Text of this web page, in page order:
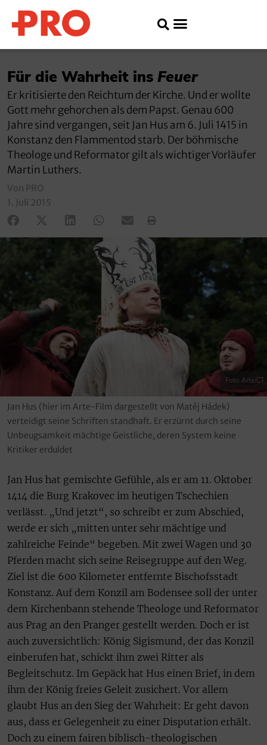
Für die Wahrheit ins Feuer
Er kritisierte den Reichtum der Kirche. Und er wollte
Gott mehr gehorchen als dem Papst. Genau 600
Jahre sind vergangen, seit Jan Hus am 6. Juli 1415 in
Konstanz den Flammentod starb. Der böhmische
Theologe und Reformator gilt als wichtiger Vorläufer
Martin Luthers.
Von PRO
1. Juli 2015
Foto: Arte/CT
Jan Hus (hier im Arte-Film dargestellt von Matěj Hádek)
verteidigt seine Schriften standhaft. Er erzürnt durch seine
Unbeugsamkeit mächtige Geistliche, deren System keine
Kritiker erduldet
Jan Hus hat gemischte Gefühle, als er am 11. Oktober
1414 die Burg Krakovec im heutigen Tschechien
verlässt. „Und jetzt“, so schreibt er zum Abschied,
werde er sich „mitten unter sehr mächtige und
zahlreiche Feinde“ begeben. Mit zwei Wagen und 30
Pferden macht sich seine Reisegruppe auf den Weg.
Ziel ist die 600 Kilometer entfernte Bischofsstadt
Konstanz. Auf dem Konzil am Bodensee soll der unter
dem Kirchenbann stehende Theologe und Reformator
aus Prag an den Pranger gestellt werden. Doch er ist
auch zuversichtlich: König Sigismund, der das Konzil
einberufen hat, schickt ihm zwei Ritter als
Begleitschutz. Im Gepäck hat Hus einen Brief, in dem
ihm der König freies Geleit zusichert. Vor allem
glaubt Hus an den Sieg der Wahrheit: Er geht davon
aus, dass er Gelegenheit zu einer Disputation erhält.
Doch zu einem fairen biblisch-theologischen